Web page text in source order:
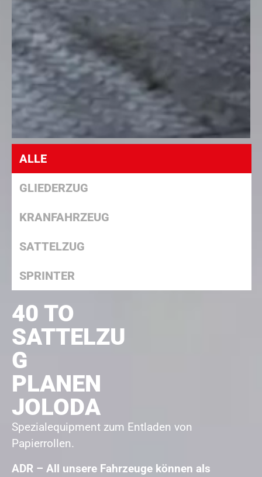
GLIEDERZUG
KRANFAHRZEUG
SATTELZUG
SPRINTER
ALLE
40 TO
SATTELZU
G
PLANEN
JOLODA
Spezialequipment zum Entladen von
Papierrollen.
ADR – All unsere Fahrzeuge können als